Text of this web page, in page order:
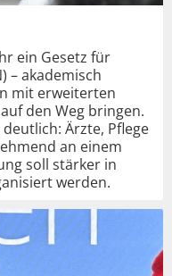
ein Gesetz für
– akademisch
mit erweiterten
den Weg bringen.
Ärzte, Pflege
an einem
soll stärker in
werden.